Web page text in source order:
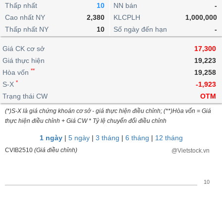
lỗ
dịch
nội
Niên
giám
Tài
liệu
cổ
Định
giá
ngoài
doanh
Top
cổ
phiếu
ngành
dịch
Chứng
quyền
quan
Thống
giao
dịch
Thống
giao
dịch
Tin
tức
Phân
tích
kỹ
thuật
trực
tuyến
Bộ
lọc
cổ
So
Vĩ
mô
lai
Chứng
quyền
Trái
phiếu
IR
Awards
tạo
Dịch
vụ
Thấp nhất
10
Cao nhất NY
2,380
Thấp nhất NY
10
NN bán
-
KLCPLH
1,000,000
Số ngày đến hạn
-
Giá CK cơ sở
17,300
Giá thực hiện
19,223
Hòa vốn **
19,258
S-X *
-1,923
Trạng thái CW
OTM
(*)S-X là giá chứng khoán cơ sở - giá thực hiện điều chỉnh; (**)Hòa vốn = Giá
thực hiện điều chỉnh + Giá CW * Tỷ lệ chuyển đổi điều chỉnh
1 ngày| 5 ngày| 3 tháng | 6 tháng | 12 tháng
CVIB2510 (Giá điều chỉnh) @Vietstock.vn
10
BẤT
ĐỘNG
SẢN
TÀI
CHÍNH
HÀNG